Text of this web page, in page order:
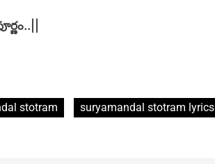
stotram
suryamandal stotram lyrics